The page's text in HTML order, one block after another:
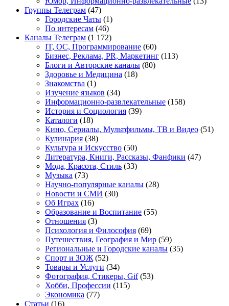
Группы Телеграм (47)
Городские Чаты (1)
По интересам (46)
Каналы Телеграм (1 172)
IT, ОС, Программирование (60)
Бизнес, Реклама, PR, Маркетинг (113)
Блоги и Авторские каналы (80)
Здоровье и Медицина (18)
Знакомства (1)
Изучение языков (34)
Информационно-развлекательные (158)
История и Социология (39)
Каталоги (18)
Кино, Сериалы, Мультфильмы, ТВ и Видео (51)
Кулинария (38)
Культура и Искусство (50)
Литература, Книги, Рассказы, Фанфики (47)
Мода, Красота, Стиль (33)
Музыка (73)
Научно-популярные каналы (28)
Новости и СМИ (30)
Об Играх (16)
Образование и Воспитание (55)
Отношения (3)
Психология и Философия (69)
Путешествия, География и Мир (59)
Региональные и Городские каналы (35)
Спорт и ЗОЖ(52)
Товары и Услуги (34)
Фотография, Стикеры, Gif(53)
Хобби, Профессии (115)
Экономика (77)
Статьи (16)